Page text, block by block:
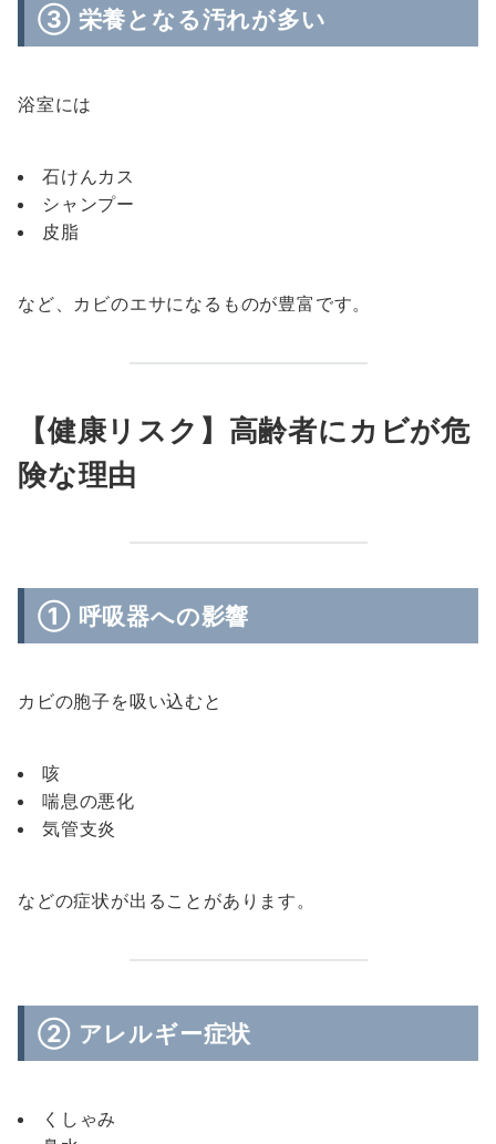
③ 栄養となる汚れが多い
浴室には
石けんカス
シャンプー
皮脂
など、カビのエサになるものが豊富です。
【健康リスク】高齢者にカビが危
険な理由
① 呼吸器への影響
カビの胞子を吸い込むと
咳
喘息の悪化
気管支炎
などの症状が出ることがあります。
② アレルギー症状
くしゃみ